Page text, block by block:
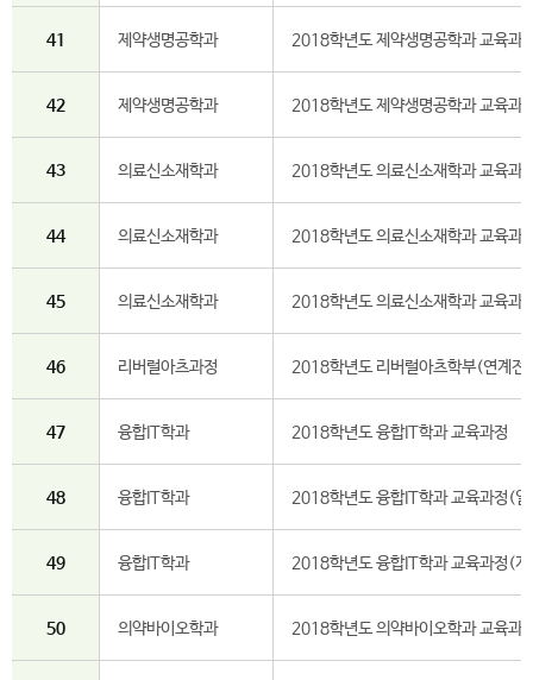
41 제약생명공학과 2018학년도 제약생명공학과 교육과
42 제약생명공학과 2018학년도 제약생명공학과 교육과
43 의료신소재학과 2018학년도 의료신소재학과 교육과
44 의료신소재학과 2018학년도 의료신소재학과 교육과
45 의료신소재학과 2018학년도 의료신소재학과 교육과
46 리버럴아츠과정 2018학년도 리버럴아츠학부(연계전
47 융합IT학과 2018학년도 융합IT학과 교육과정
48 융합IT학과 2018학년도 융합IT학과 교육과정(
49 융합IT학과 2018학년도 융합IT학과 교육과정(
50 의약바이오학과 2018학년도 의약바이오학과 교육과